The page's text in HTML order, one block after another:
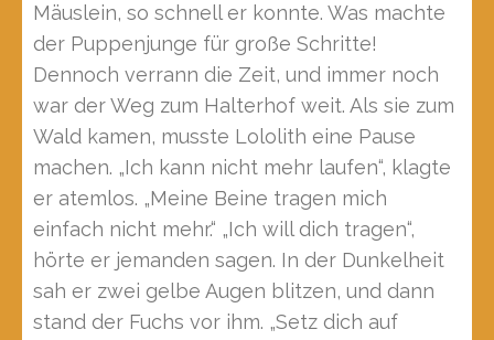
Mäuslein, so schnell er konnte. Was machte
der Puppenjunge für große Schritte!
Dennoch verrann die Zeit, und immer noch
war der Weg zum Halterhof weit. Als sie zum
Wald kamen, musste Lololith eine Pause
machen. „Ich kann nicht mehr laufen“, klagte
er atemlos. „Meine Beine tragen mich
einfach nicht mehr.“ „Ich will dich tragen“,
hörte er jemanden sagen. In der Dunkelheit
sah er zwei gelbe Augen blitzen, und dann
stand der Fuchs vor ihm. „Setz dich auf